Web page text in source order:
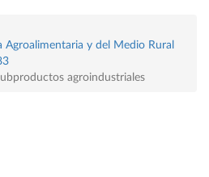
Agroalimentaria y del Medio Rural
agroindustriales